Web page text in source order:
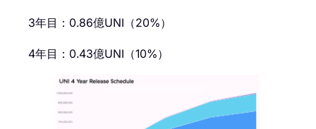
3年目：0.86億UNI（20%）
4年目：0.43億UNI（10%）